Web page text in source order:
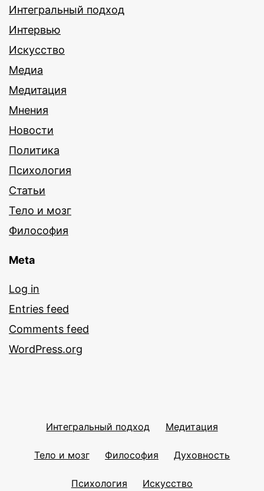
Интегральный подход
Интервью
Искусство
Медиа
Медитация
Мнения
Новости
Политика
Психология
Статьи
Тело и мозг
Философия
Meta
Log in
Entries feed
Comments feed
WordPress.org
Интегральный подход Медитация
Тело и мозг Философия Духовность
Психология Искусство